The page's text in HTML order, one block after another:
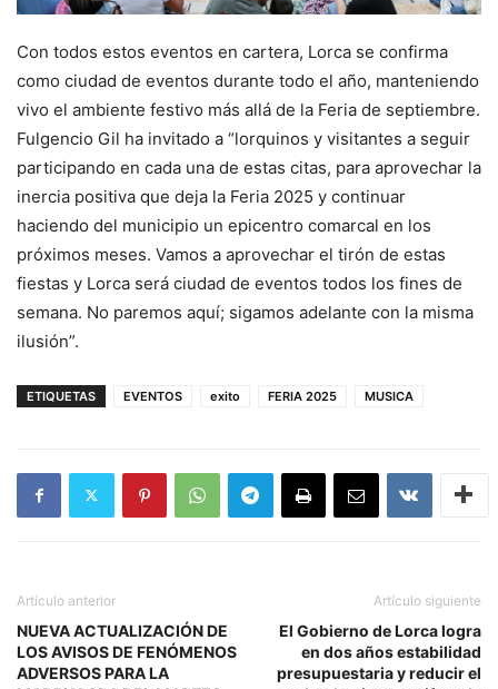
Con todos estos eventos en cartera, Lorca se confirma
como ciudad de eventos durante todo el año, manteniendo
vivo el ambiente festivo más allá de la Feria de septiembre.
Fulgencio Gil ha invitado a “lorquinos y visitantes a seguir
participando en cada una de estas citas, para aprovechar la
inercia positiva que deja la Feria 2025 y continuar
haciendo del municipio un epicentro comarcal en los
próximos meses. Vamos a aprovechar el tirón de estas
fiestas y Lorca será ciudad de eventos todos los fines de
semana. No paremos aquí; sigamos adelante con la misma
ilusión”.
ETIQUETAS EVENTOS exito FERIA 2025 MUSICA
Artículo anterior
NUEVA ACTUALIZACIÓN DE
LOS AVISOS DE FENÓMENOS
ADVERSOS PARA LA
Artículo siguiente
El Gobierno de Lorca logra
en dos años estabilidad
presupuestaria y reducir el